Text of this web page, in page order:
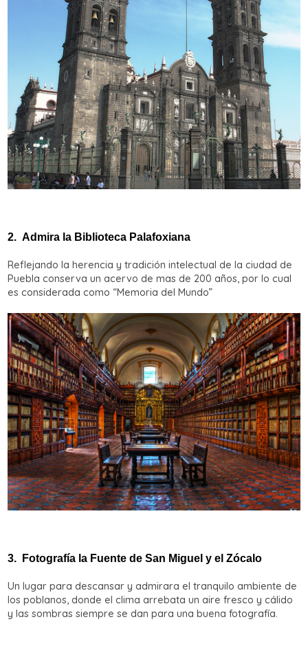
2. Admira la Biblioteca Palafoxiana
Reflejando la herencia y tradición intelectual de la ciudad de
Puebla conserva un acervo de mas de 200 años, por lo cual
es considerada como “Memoria del Mundo”
3. Fotografía la Fuente de San Miguel y el Zócalo
Un lugar para descansar y admirara el tranquilo ambiente de
los poblanos, donde el clima arrebata un aire fresco y cálido
y las sombras siempre se dan para una buena fotografía.